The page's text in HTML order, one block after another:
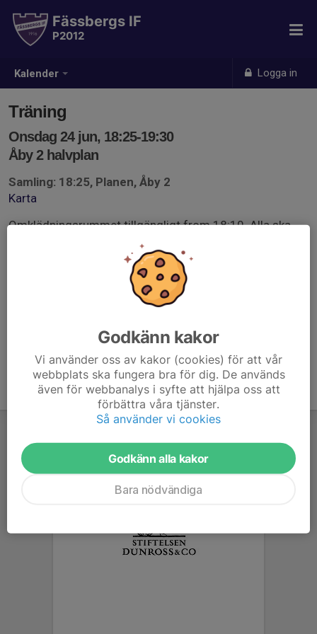
Kalender Logga in
Fässbergs IF
P2012
Träning
Onsdag 24 jun, 18:25-19:30
Åby 2 halvplan
Samling: 18:25, Planen, Åby 2
Karta
Omklädningsrummet tillgängligt from 18:10. Alla ska
vara ombytta och klara ute på planen 18:25.
Godkänn kakor
Vi använder oss av kakor (cookies) för att vår
webbplats ska fungera bra för dig. De används
även för webbanalys i syfte att hjälpa oss att
förbättra våra tjänster.
Så använder vi cookies
Godkänn alla kakor
Bara nödvändiga